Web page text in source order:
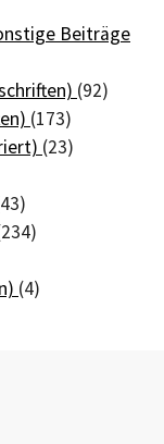
Beiträge
(92)
(173)
(23)
(4)